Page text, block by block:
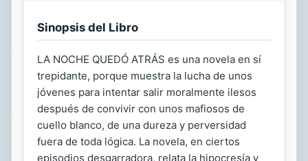
Sinopsis del Libro
LA NOCHE QUEDÓ ATRÁS es una novela en sí
trepidante, porque muestra la lucha de unos
jóvenes para intentar salir moralmente ilesos
después de convivir con unos mafiosos de
cuello blanco, de una dureza y perversidad
fuera de toda lógica. La novela, en ciertos
episodios desgarradora, relata la hipocresía y